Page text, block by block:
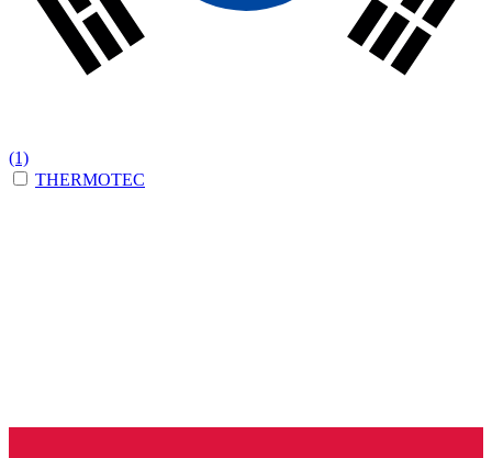
(1)
THERMOTEC